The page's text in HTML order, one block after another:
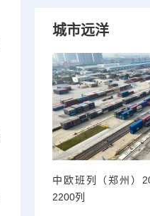
城市远洋
中欧班列（郑州）
2200列